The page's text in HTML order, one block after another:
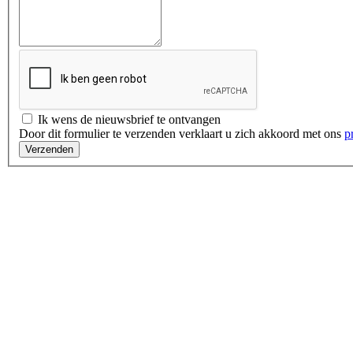
Ik wens de nieuwsbrief te ontvangen
Door dit formulier te verzenden verklaart u zich akkoord met ons
Verzenden